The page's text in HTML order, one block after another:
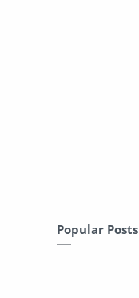
Popular Posts